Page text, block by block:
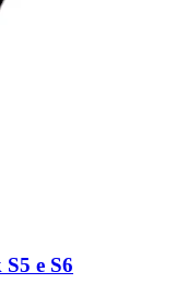
e S6